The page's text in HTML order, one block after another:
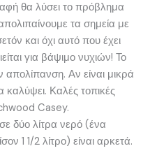
θα λύσει το πρόβλημα
τα σημεία με
και όχι αυτό που έχει
για βάψιμο νυχιών! Το
απολίπανση. Αν είναι μικρά
καλύψει. Καλές τοπικές
Casey.
δύο λίτρα νερό (ένα
1 1/2 λίτρο) είναι αρκετά.